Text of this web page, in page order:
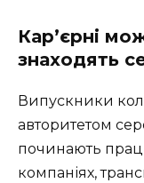
Кар’єрні
знаходять
Випускники
авторитетом
починають
компаніях,